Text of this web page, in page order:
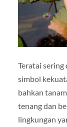
Teratai sering
simbol
bahkan
tenang dan
lingkungan